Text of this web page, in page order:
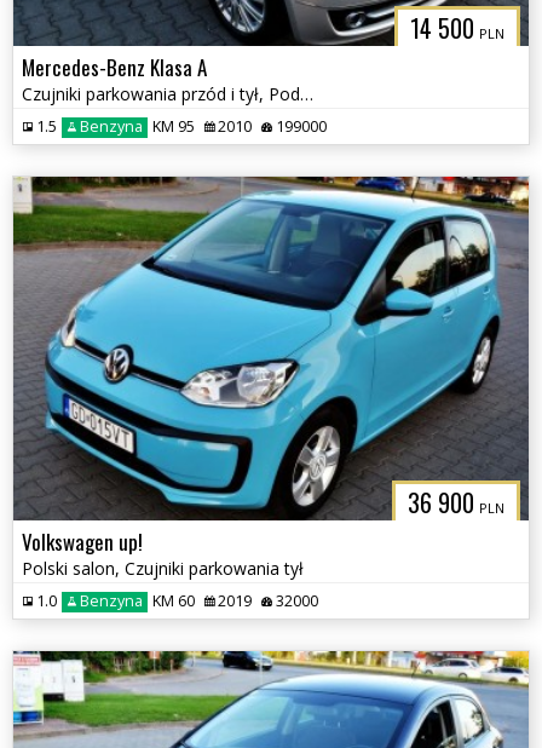
14 500 PLN
Mercedes-Benz Klasa A
Czujniki parkowania przód i tył, Podgrzewane fotele
1.5 Benzyna KM 95 2010 199000
36 900 PLN
Volkswagen up!
Polski salon, Czujniki parkowania tył
1.0 Benzyna KM 60 2019 32000